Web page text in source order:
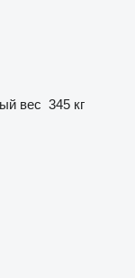
вес 345 кг